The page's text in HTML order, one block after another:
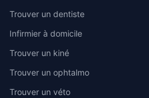
Trouver un dentiste
Infirmier à domicile
Trouver un kiné
Trouver un ophtalmo
Trouver un véto